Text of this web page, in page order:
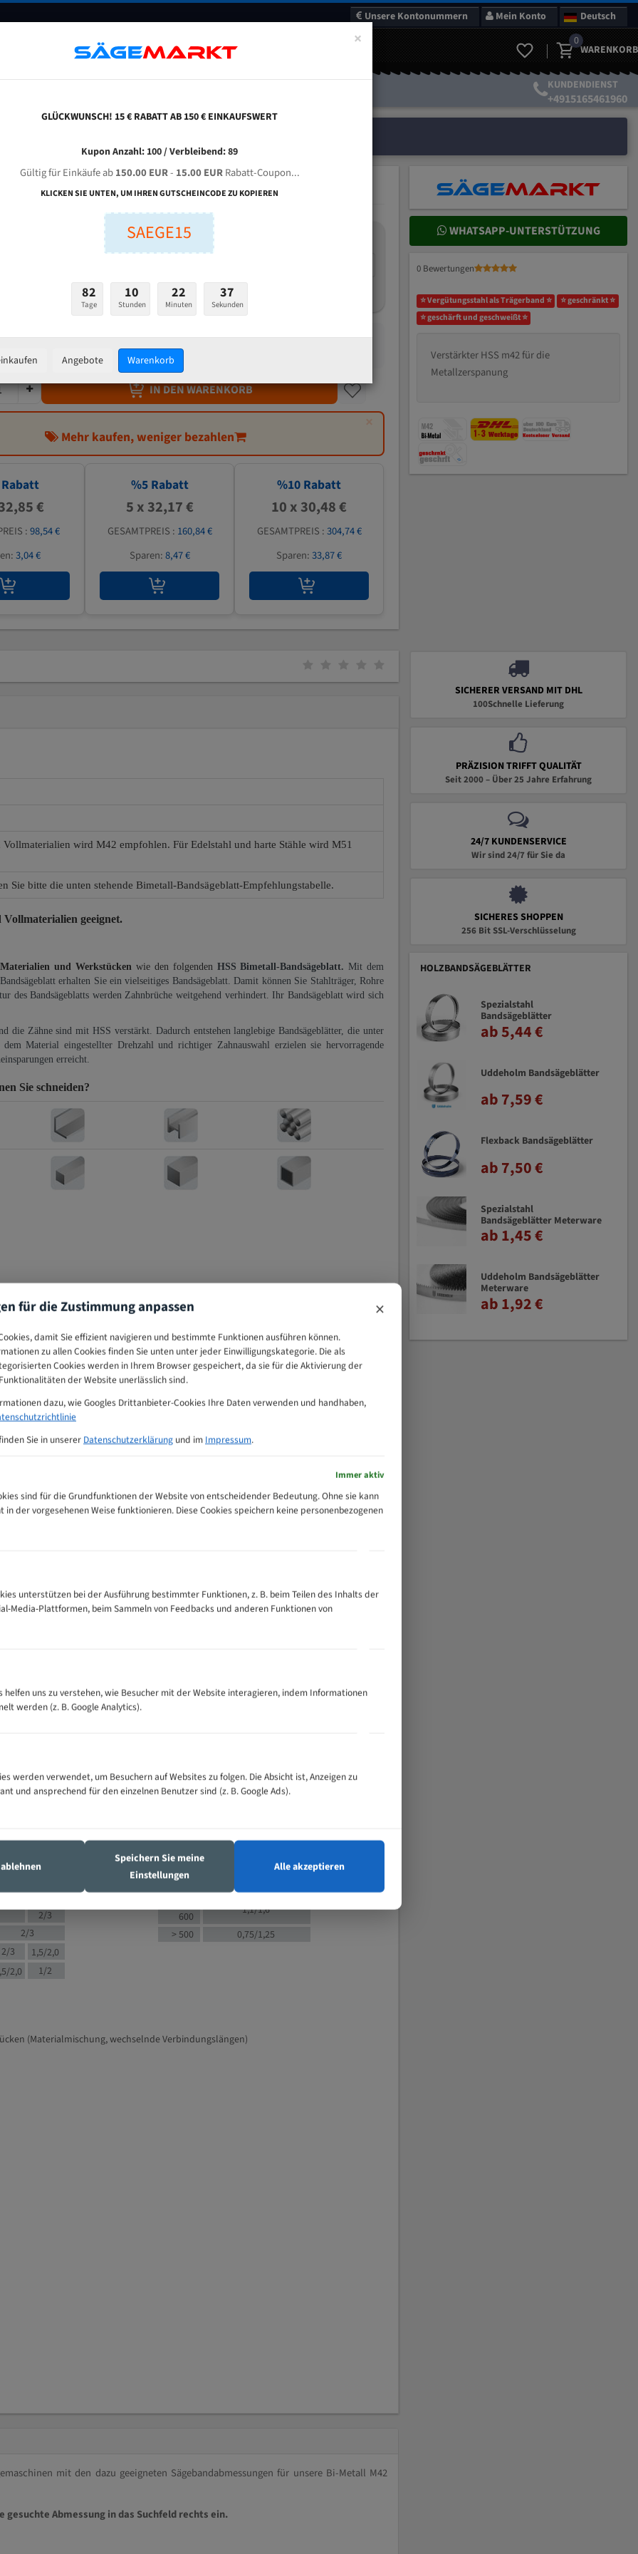
Unsere Kontonummern Mein Konto Deutsch
FAQ GUTSCHEINE BLOG KONTAKT
0
WARENKORB
KUNDENDIENST
+4915165461960
Spm HBM 250 Bi-Metal M42 HSS Bandsägeblatt
Breite (mm):
33,86 €
zzgl.Versandkosten
IN DEN WARENKORB
×
Mehr kaufen, weniger bezahlen
€
:98,54 €
3,04 €
%5Rabatt
5 x 32,17 €
GESAMTPREIS : 160,84 €
Sparen:8,47 €
%10 Rabatt
10 x 30,48 €
GESAMTPREIS :304,74 €
Sparen:33,87 €
WHATSAPP-UNTERSTÜTZUNG
0 Bewertungen
⭐ Vergütungsstahl als Trägerband ⭐
⭐ geschränkt ⭐
⭐ geschärft und geschweißt ⭐
Verstärkter HSS m42 für die
Metallzerspanung
wird M42 empfohlen. Für Edelstahl und harte Stähle wird M51
Sie bitte die unten stehende Bimetall-Bandsägeblatt-Empfehlungstabelle.
geeignet.
und Werkstücken wie den folgenden HSS Bimetall-Bandsägeblatt. Mit dem
erhalten Sie ein vielseitiges Bandsägeblatt. Damit können Sie Stahlträger, Rohre
des Bandsägeblatts werden Zahnbrüche weitgehend verhindert. Ihr Bandsägeblatt wird sich
die Zähne sind mit HSS verstärkt. Dadurch entstehen langlebige Bandsägeblätter, die unter
Material eingestellter Drehzahl und richtiger Zahnauswahl erzielen sie hervorragende
erreicht.
Sie schneiden?
300
500
4/6
4/6
4/5
4/5
2/3
2/3
2/3
1,5/2,0
2,0 1/2
M (mm)
Zähne pro
Zoll (ZpZ))
35 - 70
5/8
130 -
350
150 -
600
1,1/1,6
> 500
0,75/1,25
(Materialmischung, wechselnde Verbindungslängen)
mit den dazu geeigneten Sägebandabmessungen für unsere Bi-Metall M42
Abmessung in das Suchfeld rechts ein.
SICHERER VERSAND MIT DHL
100Schnelle Lieferung
PRÄZISION TRIFFT QUALITÄT
Seit 2000 – Über 25 Jahre Erfahrung
24/7 KUNDENSERVICE
Wir sind 24/7 für Sie da
SICHERES SHOPPEN
256 Bit SSL-Verschlüsselung
HOLZBANDSÄGEBLÄTTER
Spezialstahl
Bandsägeblätter
ab 5,44 €
Uddeholm Bandsägeblätter
ab 7,59 €
Flexback Bandsägeblätter
ab 7,50 €
Spezialstahl
Bandsägeblätter Meterware
ab 1,45 €
Uddeholm Bandsägeblätter
Meterware
ab 1,92 €
×
GLÜCKWUNSCH! 15 € RABATT AB 150 € EINKAUFSWERT
Kupon Anzahl: 100 / Verbleibend: 89
Gültig für Einkäufe ab150.00 EUR- 15.00 EURRabatt-Coupon...
KLICKEN SIE UNTEN, UM IHREN GUTSCHEINCODE ZU KOPIEREN
SAEGE15
82
Tage
10
Stunden
22
Minuten
36
Sekunden
Angebote Warenkorb
für die Zustimmung anpassen ×
damit Sie effizient navigieren und bestimmte Funktionen ausführen können.
zu allen Cookies finden Sie unten unter jeder Einwilligungskategorie. Die als
Cookies werden in Ihrem Browser gespeichert, da sie für die Aktivierung der
der Website unerlässlich sind.
dazu, wie Googles Drittanbieter-Cookies Ihre Daten verwenden und handhaben,
Sie in unserer Datenschutzerklärung und im Impressum.
Immer aktiv
sind für die Grundfunktionen der Website von entscheidender Bedeutung. Ohne sie kann
in der vorgesehenen Weise funktionieren. Diese Cookies speichern keine personenbezogenen
unterstützen bei der Ausführung bestimmter Funktionen, z. B. beim Teilen des Inhalts der
Media-Plattformen, beim Sammeln von Feedbacks und anderen Funktionen von
helfen uns zu verstehen, wie Besucher mit der Website interagieren, indem Informationen
werden (z. B. Google Analytics).
werden verwendet, um Besuchern auf Websites zu folgen. Die Absicht ist, Anzeigen zu
und ansprechend für den einzelnen Benutzer sind (z. B. Google Ads).
Speichern Sie meine
Einstellungen
Alle akzeptieren